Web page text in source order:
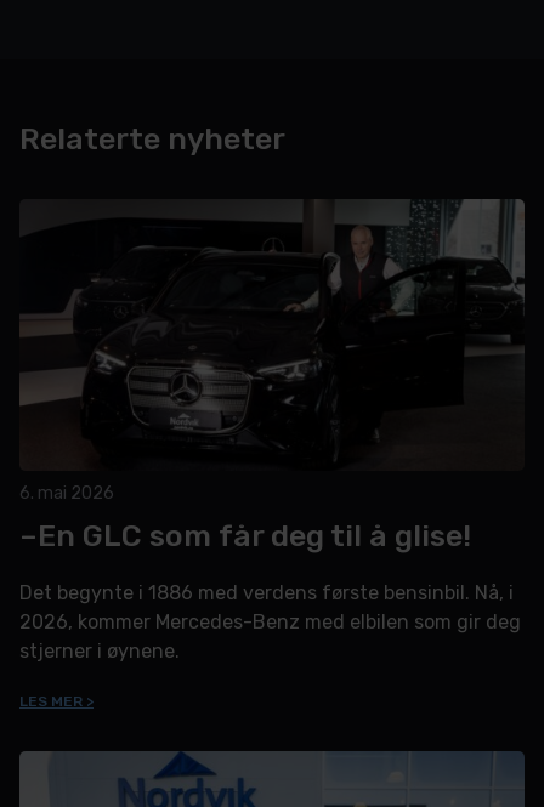
Relaterte nyheter
6. mai 2026
–En GLC som får deg til å glise!
Det begynte i 1886 med verdens første bensinbil. Nå, i
2026, kommer Mercedes-Benz med elbilen som gir deg
stjerner i øynene.
LES MER >